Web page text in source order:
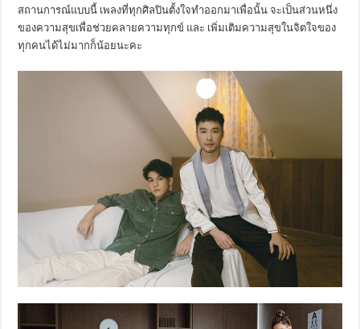
สถานการณ์แบบนี้ เพลงที่ทุกศิลปินตั้งใจทำออกมาเพื่อนั้น จะเป็นส่วนหนึ่ง
ของความสุขเพื่อช่วยคลายความทุกข์ และ เพิ่มเติมความสุขในจิตใจของ
ทุกคนได้ไม่มากก็น้อยนะคะ